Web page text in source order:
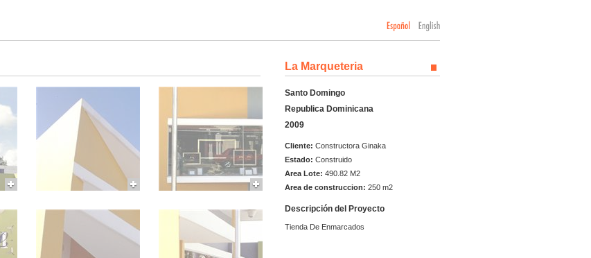
La Marqueteria
Santo Domingo
Republica Dominicana
2009
Cliente: Constructora Ginaka
Estado: Construido
Area Lote: 490.82 M2
Area de construccion: 250 m2
Descripción del Proyecto
Tienda De Enmarcados